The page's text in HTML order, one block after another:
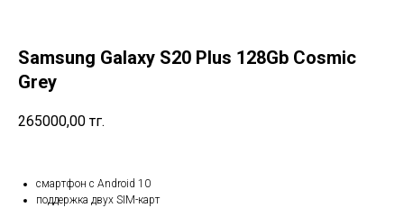
Samsung Galaxy S20 Plus 128Gb Cosmic
Grey
265000,00 тг.
смартфон с Android 10
поддержка двух SIM-карт